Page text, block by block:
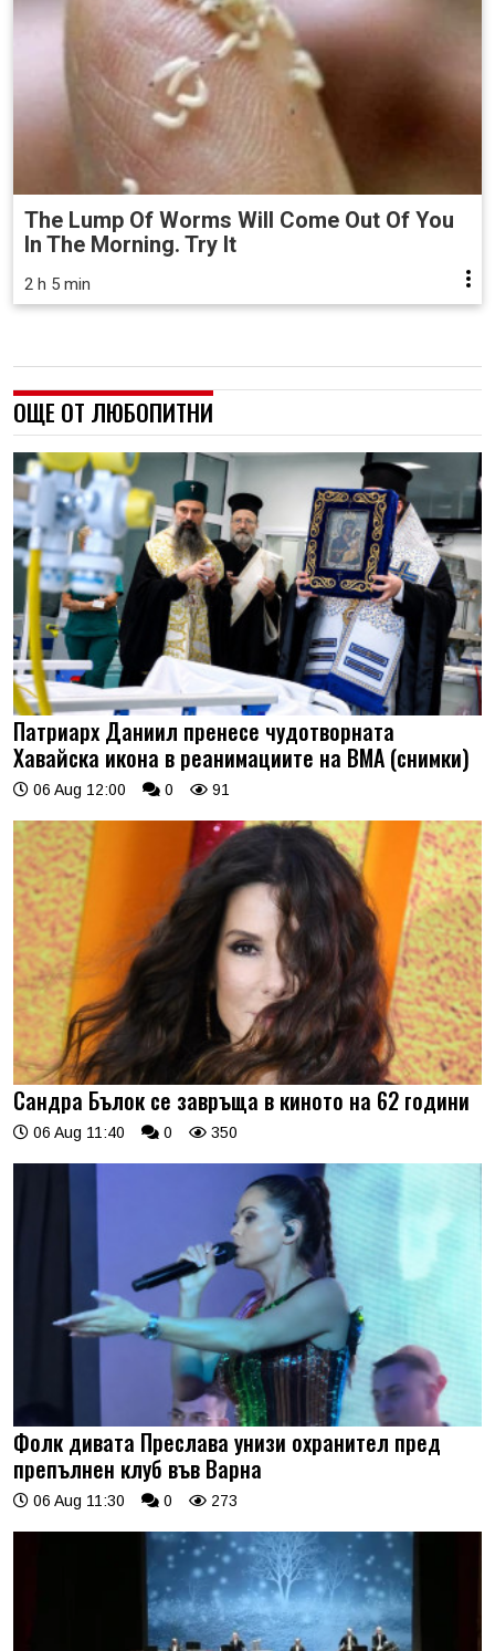
The Lump Of Worms Will Come Out Of You
In The Morning. Try It
2 h 5 min
ОЩЕ ОТ ЛЮБОПИТНИ
Патриарх Даниил пренесе чудотворната
Хавайска икона в реанимациите на ВМА (снимки)
06 Aug 12:00 0 91
Сандра Бълок се завръща в киното на 62 години
06 Aug 11:40 0 350
Фолк дивата Преслава унизи охранител пред
препълнен клуб във Варна
06 Aug 11:30 0 273